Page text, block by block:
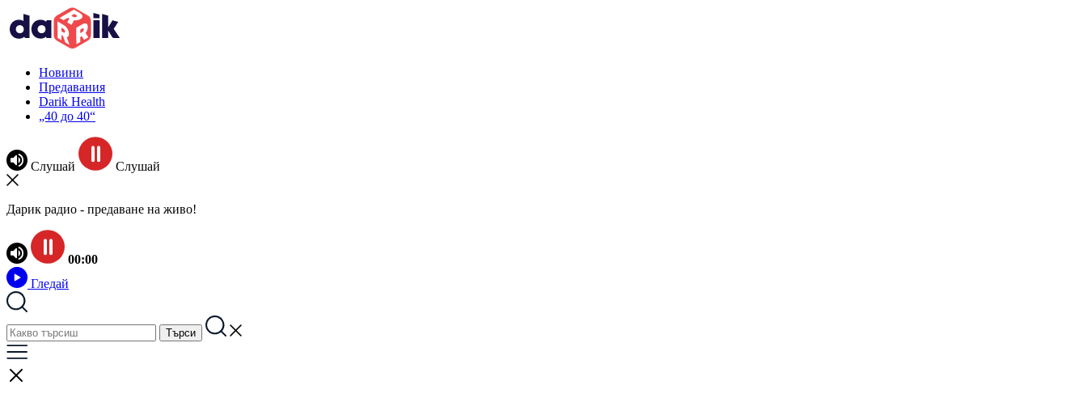
Новини
Предавания
Darik Health
„40 до 40“
Слушай Слушай
Дарик радио - предаване на живо!
00:00
Гледай